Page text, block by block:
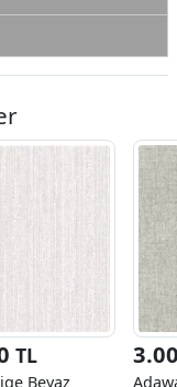
TL
Beyaz